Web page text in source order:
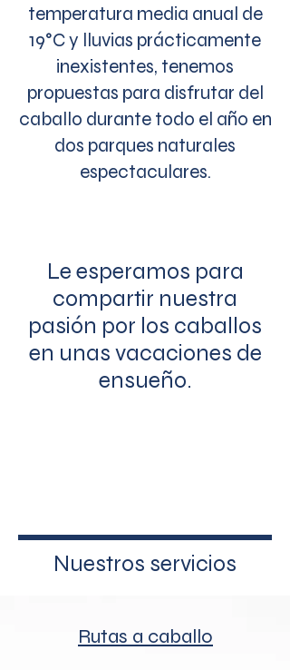
temperatura media anual de
19°C y lluvias prácticamente
inexistentes, tenemos
propuestas para disfrutar del
caballo durante todo el año en
dos parques naturales
espectaculares.
Le esperamos para
compartir nuestra
pasión por los caballos
en unas vacaciones de
ensueño.
Nuestros servicios
Rutas a caballo